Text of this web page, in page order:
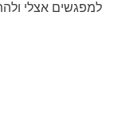
למפגשים אצלי